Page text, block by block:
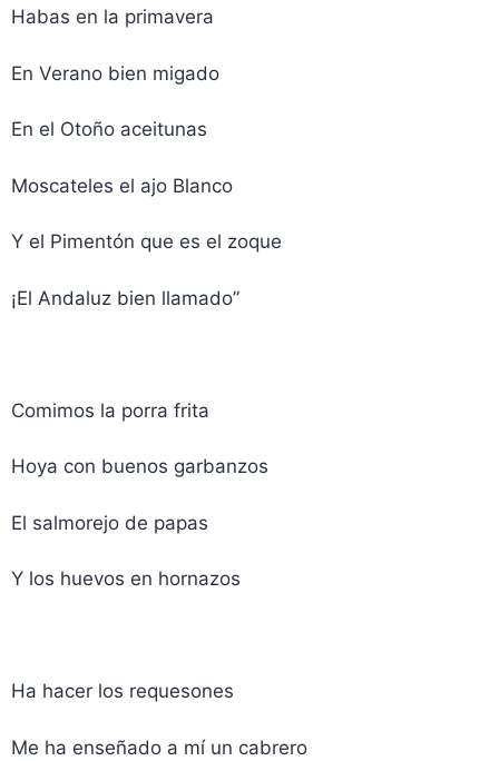
Habas en la primavera
En Verano bien migado
En el Otoño aceitunas
Moscateles el ajo Blanco
Y el Pimentón que es el zoque
¡El Andaluz bien llamado”
Comimos la porra frita
Hoya con buenos garbanzos
El salmorejo de papas
Y los huevos en hornazos
Ha hacer los requesones
Me ha enseñado a mí un cabrero